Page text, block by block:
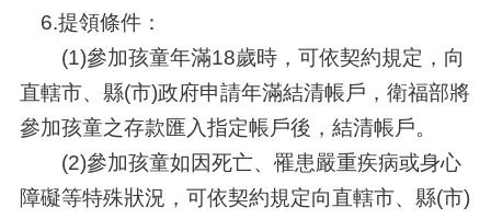
6.提領條件：
(1)參加孩童年滿18歲時，可依契約規定，向
直轄市、縣(市)政府申請年滿結清帳戶，衛福部將
參加孩童之存款匯入指定帳戶後，結清帳戶。
(2)參加孩童如因死亡、罹患嚴重疾病或身心
障礙等特殊狀況，可依契約規定向直轄市、縣(市)